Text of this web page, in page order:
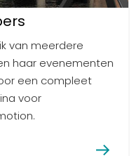
van meerdere
haar evenementen
een compleet
voor